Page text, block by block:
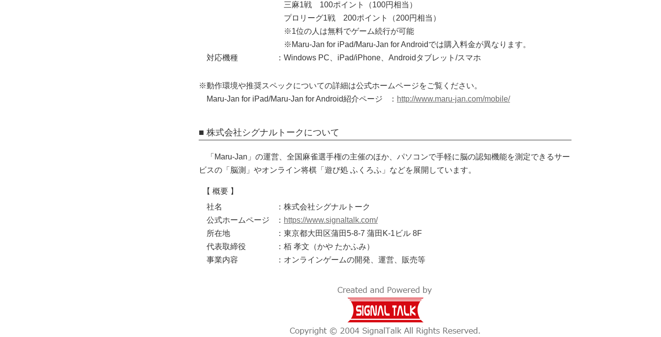
三麻1戦 100ポイント（100円相当）
プロリーグ1戦 200ポイント（200円相当）
※1位の人は無料でゲーム続行が可能
※Maru-Jan for iPad/Maru-Jan for Androidでは購入料金が異なります。
対応機種
：Windows PC、iPad/iPhone、Androidタブレット/スマホ
※動作環境や推奨スペックについての詳細は公式ホームページをご覧ください。
Maru-Jan for iPad/Maru-Jan for Android紹介ページ
： http://www.maru-jan.com/mobile/
■ 株式会社シグナルトークについて
「Maru-Jan」の運営、全国麻雀選手権の主催のほか、パソコンで手軽に脳の認知機能を測定できるサー
ビスの「脳測」やオンライン将棋「遊び処 ふくろふ」などを展開しています。
【 概要 】
社名
：株式会社シグナルトーク
公式ホームページ
： https://www.signaltalk.com/
所在地
：東京都大田区蒲田5-8-7 蒲田K-1ビル 8F
代表取締役
：栢 孝文（かや たかふみ）
事業内容
：オンラインゲームの開発、運営、販売等